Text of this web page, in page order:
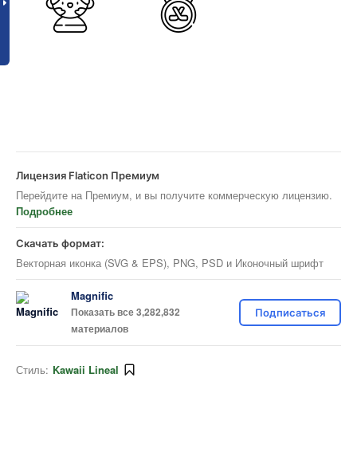
Лицензия Flaticon Премиум
Перейдите на Премиум, и вы получите коммерческую лицензию.
Подробнее
Скачать формат:
Векторная иконка (SVG & EPS), PNG, PSD и Иконочный шрифт
Magnific
Показать все 3,282,832
материалов
Подписаться
Стиль: Kawaii Lineal